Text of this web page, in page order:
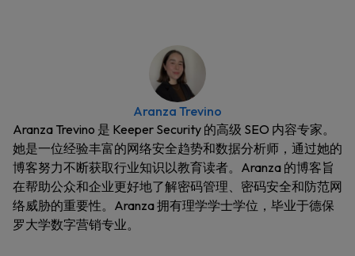
Aranza Trevino
Aranza Trevino 是 Keeper Security 的高级 SEO 内容专家。
她是一位经验丰富的网络安全趋势和数据分析师，通过她的
博客努力不断获取行业知识以教育读者。Aranza 的博客旨
在帮助公众和企业更好地了解密码管理、密码安全和防范网
络威胁的重要性。Aranza 拥有理学学士学位，毕业于德保
罗大学数字营销专业。